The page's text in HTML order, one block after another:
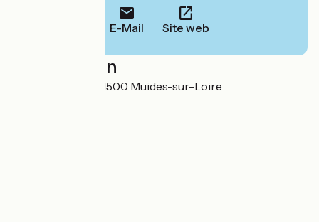
E-Mail Site web
Localisation
6 Rue Nationale 41500 Muides-sur-Loire